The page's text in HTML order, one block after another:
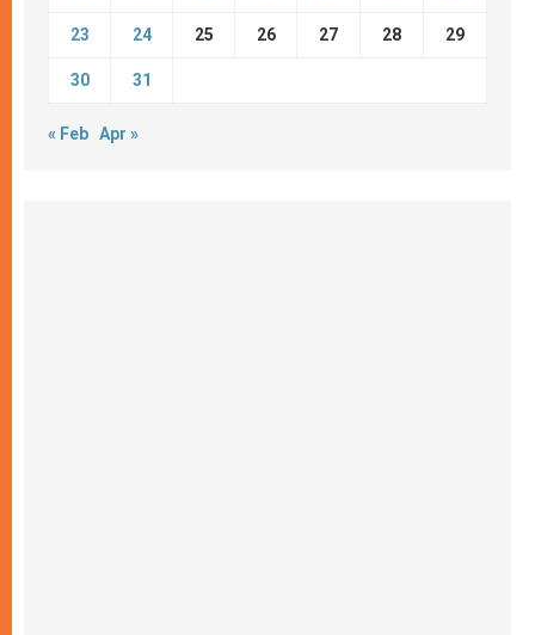
23 24 25 26 27 28 29
30 31
« Feb Apr »